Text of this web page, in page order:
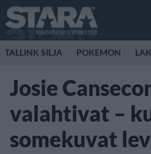
TALLINK SILJA POKEMON
Josie
valahtivat –
somekuvat